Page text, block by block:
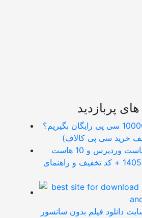
پربازدید
چگونه 10000 سی پی رایگان بگیریم؟
خرید سی پی کالاف)
بهترین هاست وردپرس و 10 هاست
برتر تیر 1405 + کد تخفیف و راهنمای
دانلود فیلم بدون سانسور